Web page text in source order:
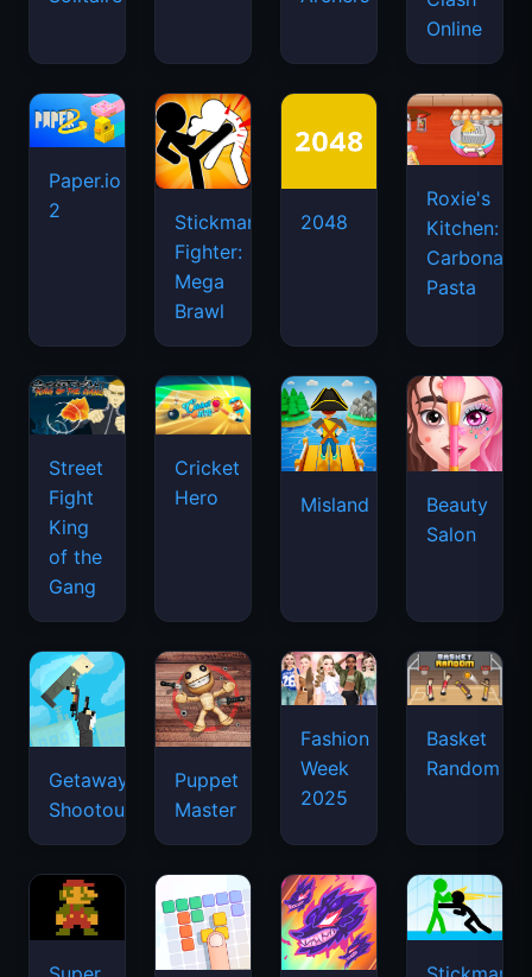
Online
Paper.io
2
Stickman
Fighter:
Mega
Brawl
2048
Roxie's
Kitchen:
Carbonara
Pasta
Street
Fight
King
of the
Gang
Cricket
Hero
Misland
Beauty
Salon
Getaway
Shootout
Puppet
Master
Fashion
Week
2025
Basket
Random